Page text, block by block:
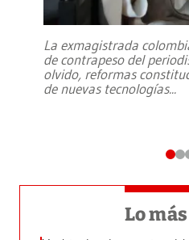
La exmagistrada
de contrapeso del
olvido, reformas
de nuevas tecnologías...
Lo